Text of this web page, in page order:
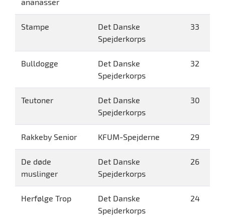
Stampe
Det Danske
Spejderkorps
33
Bulldogge
Det Danske
Spejderkorps
32
Teutoner
Det Danske
Spejderkorps
30
Rakkeby Senior KFUM-Spejderne 29
De døde
muslinger
Det Danske
Spejderkorps
26
Herfølge Trop
Det Danske
Spejderkorps
24